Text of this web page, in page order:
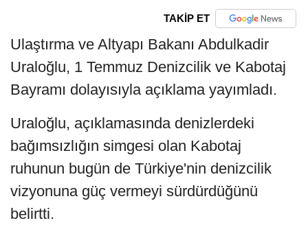
TAKİP ET
Ulaştırma ve Altyapı Bakanı Abdulkadir
Uraloğlu, 1 Temmuz Denizcilik ve Kabotaj
Bayramı dolayısıyla açıklama yayımladı.
Uraloğlu, açıklamasında denizlerdeki
bağımsızlığın simgesi olan Kabotaj
ruhunun bugün de Türkiye'nin denizcilik
vizyonuna güç vermeyi sürdürdüğünü
belirtti.